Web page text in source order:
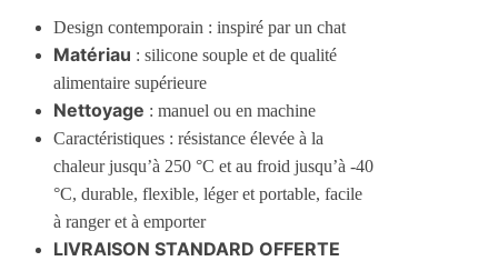
Design contemporain : inspiré par un chat
Matériau : silicone souple et de qualité
alimentaire supérieure
Nettoyage : manuel ou en machine
Caractéristiques : résistance élevée à la
chaleur jusqu’à 250 °C et au froid jusqu’à -40
°C, durable, flexible, léger et portable, facile
à ranger et à emporter
LIVRAISON STANDARD OFFERTE